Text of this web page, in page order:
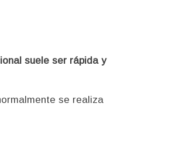
suele ser rápida y
se realiza